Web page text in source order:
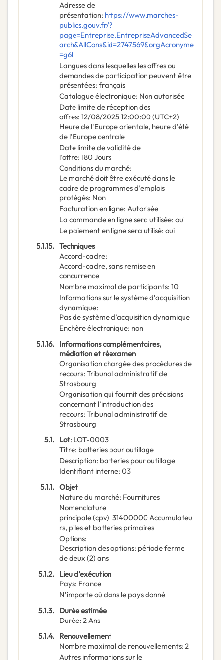
Adresse de
présentation: https://www.marches-
publics.gouv.fr/?
page=Entreprise.EntrepriseAdvancedSe
arch&AllCons&id=2747569&orgAcronyme
=g6l
Langues dans lesquelles les offres ou
demandes de participation peuvent être
présentées: français
Catalogue électronique: Non autorisée
Date limite de réception des
offres: 12/08/202512:00:00 (UTC+2)
Heure de l'Europe orientale, heure d'été
de l'Europe centrale
Date limite de validité de
l’offre: 180 Jours
Conditions du marché:
Le marché doit être exécuté dans le
cadre de programmes d’emplois
protégés: Non
Facturation en ligne: Autorisée
La commande en ligne sera utilisée: oui
Le paiement en ligne sera utilisé: oui
5.1.15. Techniques
Accord-cadre:
Accord-cadre, sans remise en
concurrence
Nombre maximal de participants: 10
Informations sur le système d’acquisition
dynamique:
Pas de système d’acquisition dynamique
Enchère électronique: non
5.1.16. Informations complémentaires,
médiation et réexamen
Organisation chargée des procédures de
recours: Tribunal administratif de
Strasbourg
Organisation qui fournit des précisions
concernant l’introduction des
recours: Tribunal administratif de
Strasbourg
5.1. Lot: LOT-0003
Titre: batteries pour outillage
Description: batteries pour outillage
Identifiant interne: 03
5.1.1. Objet
Nature du marché: Fournitures
Nomenclature
principale(cpv): 31400000 Accumulateu
rs, piles et batteries primaires
Options:
Description des options: période ferme
de deux (2) ans
5.1.2. Lieu d’exécution
Pays: France
N’importe où dans le pays donné
5.1.3. Durée estimée
Durée: 2Ans
5.1.4. Renouvellement
Nombre maximal de renouvellements: 2
Autres informations sur le